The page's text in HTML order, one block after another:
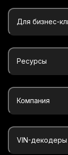
Для бизнес-
Ресурсы
Компания
VIN-